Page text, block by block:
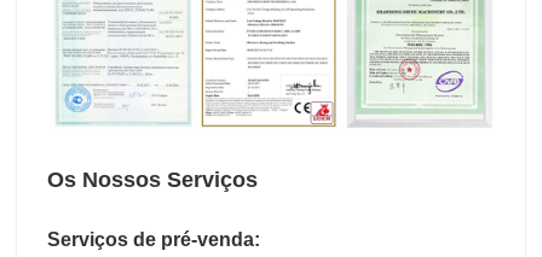
Os Nossos Serviços
Serviços de pré-venda: